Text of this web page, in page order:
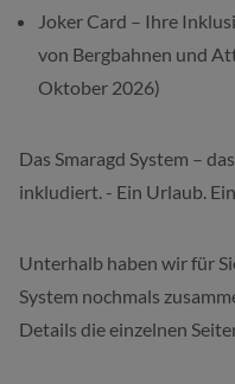
Joker Card – Ihre
von Bergbahnen und
Oktober 2026)
Das Smaragd System –
inkludiert. - Ein Urlaub.
Unterhalb haben wir für
System nochmals
Details die einzelnen